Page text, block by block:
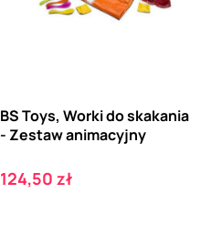
BS Toys, Worki do skakania
- Zestaw animacyjny
Cena
124,50 zł